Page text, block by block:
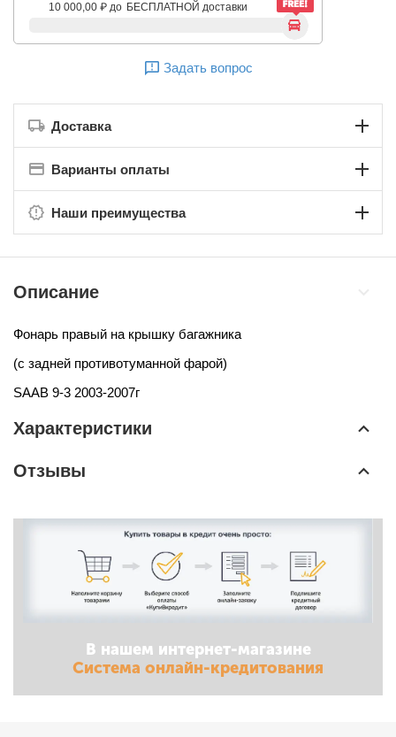
10 000,00 ₽ до БЕСПЛАТНОЙ доставки
Задать вопрос
Доставка
Варианты оплаты
Наши преимущества
Описание
Фонарь правый на крышку багажника
(с задней противотуманной фарой)
SAAB 9-3 2003-2007г
Характеристики
Отзывы
В нашем интернет-магазине
Система онлайн-кредитования